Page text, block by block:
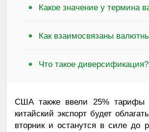
Какое значение у термина
Как взаимосвязаны
Что такое диверсификация?
США также ввели 25% тарифы
китайский экспорт будет
вторник и останутся в силе до